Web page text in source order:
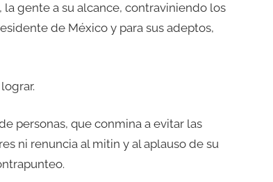
la gente a su alcance, contraviniendo los
de México y para sus adeptos,
personas, que conmina a evitar las
ni renuncia al mitin y al aplauso de su